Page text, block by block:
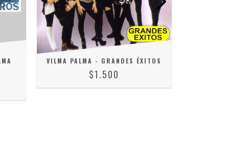
VILMA PALMA - GRANDES ÉXITOS
$1.500